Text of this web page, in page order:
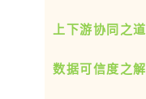
上下游协同之道
数据可信度之解